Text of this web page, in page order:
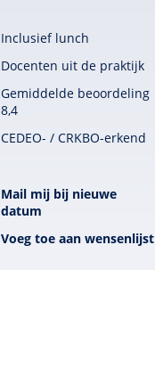
Inclusief lunch
Docenten uit de praktijk
Gemiddelde beoordeling
8,4
CEDEO- / CRKBO-erkend
Mail mij bij nieuwe
datum
Voeg toe aan wensenlijst